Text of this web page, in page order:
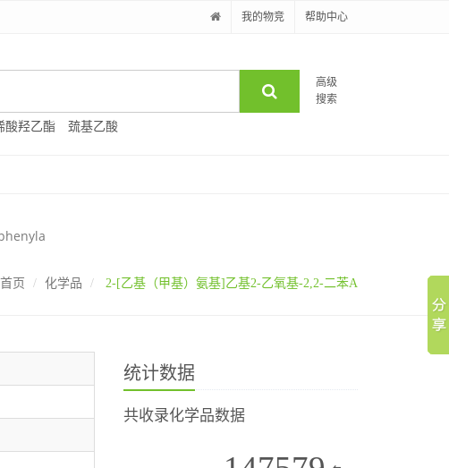
我的物竞 帮助中心
高级
搜索
酸羟乙酯 巯基乙酸
首页 化学品 2-[乙基（甲基）氨基]乙基2-乙氧基-2,2-二苯A
统计数据
共收录化学品数据